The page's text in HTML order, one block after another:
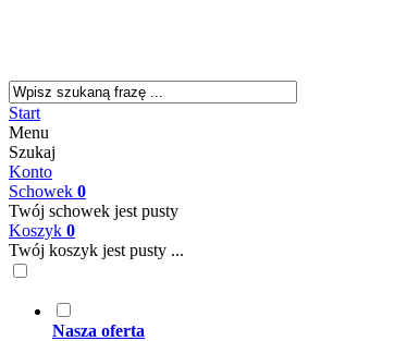
Start
Menu
Szukaj
Konto
Schowek 0
Twój schowek jest pusty
Koszyk 0
Twój koszyk jest pusty ...
Nasza oferta